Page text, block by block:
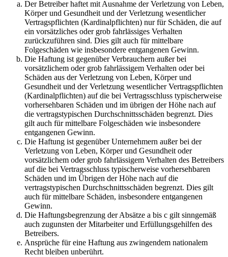
Der Betreiber haftet mit Ausnahme der Verletzung von Leben,
Körper und Gesundheit und der Verletzung wesentlicher
Vertragspflichten (Kardinalpflichten) nur für Schäden, die auf
ein vorsätzliches oder grob fahrlässiges Verhalten
zurückzuführen sind. Dies gilt auch für mittelbare
Folgeschäden wie insbesondere entgangenen Gewinn.
Die Haftung ist gegenüber Verbrauchern außer bei
vorsätzlichem oder grob fahrlässigem Verhalten oder bei
Schäden aus der Verletzung von Leben, Körper und
Gesundheit und der Verletzung wesentlicher Vertragspflichten
(Kardinalpflichten) auf die bei Vertragsschluss typischerweise
vorhersehbaren Schäden und im übrigen der Höhe nach auf
die vertragstypischen Durchschnittsschäden begrenzt. Dies
gilt auch für mittelbare Folgeschäden wie insbesondere
entgangenen Gewinn.
Die Haftung ist gegenüber Unternehmern außer bei der
Verletzung von Leben, Körper und Gesundheit oder
vorsätzlichem oder grob fahrlässigem Verhalten des Betreibers
auf die bei Vertragsschluss typischerweise vorhersehbaren
Schäden und im Übrigen der Höhe nach auf die
vertragstypischen Durchschnittsschäden begrenzt. Dies gilt
auch für mittelbare Schäden, insbesondere entgangenen
Gewinn.
Die Haftungsbegrenzung der Absätze a bis c gilt sinngemäß
auch zugunsten der Mitarbeiter und Erfüllungsgehilfen des
Betreibers.
Ansprüche für eine Haftung aus zwingendem nationalem
Recht bleiben unberührt.